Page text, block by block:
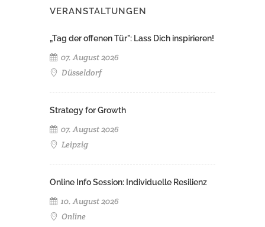
VERANSTALTUNGEN
„Tag der offenen Tür": Lass Dich inspirieren!
07. August 2026
Düsseldorf
Strategy for Growth
07. August 2026
Leipzig
Online Info Session: Individuelle Resilienz
10. August 2026
Online